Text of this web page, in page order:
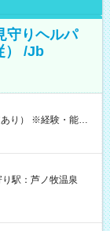
守りヘルパ
） /Jb
り） ※経験・能力を
分があります。 雇
1,470円以上
駅：芦ノ牧温泉